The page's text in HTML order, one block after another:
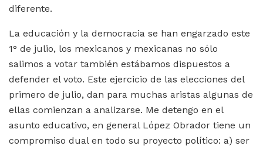
diferente.
La educación y la democracia se han engarzado este
1° de julio, los mexicanos y mexicanas no sólo
salimos a votar también estábamos dispuestos a
defender el voto. Este ejercicio de las elecciones del
primero de julio, dan para muchas aristas algunas de
ellas comienzan a analizarse. Me detengo en el
asunto educativo, en general López Obrador tiene un
compromiso dual en todo su proyecto político: a) ser